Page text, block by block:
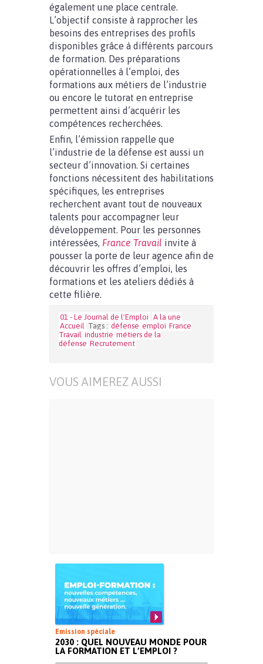
également une place centrale.
L’objectif consiste à rapprocher les
besoins des entreprises des profils
disponibles grâce à différents parcours
de formation. Des préparations
opérationnelles à l’emploi, des
formations aux métiers de l’industrie
ou encore le tutorat en entreprise
permettent ainsi d’acquérir les
compétences recherchées.
Enfin, l’émission rappelle que
l’industrie de la défense est aussi un
secteur d’innovation. Si certaines
fonctions nécessitent des habilitations
spécifiques, les entreprises
recherchent avant tout de nouveaux
talents pour accompagner leur
développement. Pour les personnes
intéressées, France Travail invite à
pousser la porte de leur agence afin de
découvrir les offres d’emploi, les
formations et les ateliers dédiés à
cette filière.
01 - Le Journal de l'Emploi A la une
Accueil Tags : défense emploi France
Travail industrie métiers de la
défense Recrutement
VOUS AIMEREZ AUSSI
Emission spéciale
2030 : QUEL NOUVEAU MONDE POUR
LA FORMATION ET L’EMPLOI ?